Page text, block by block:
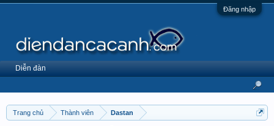
Đăng nhập
Trang chủ Thành viên Dastan
Diễn đàn